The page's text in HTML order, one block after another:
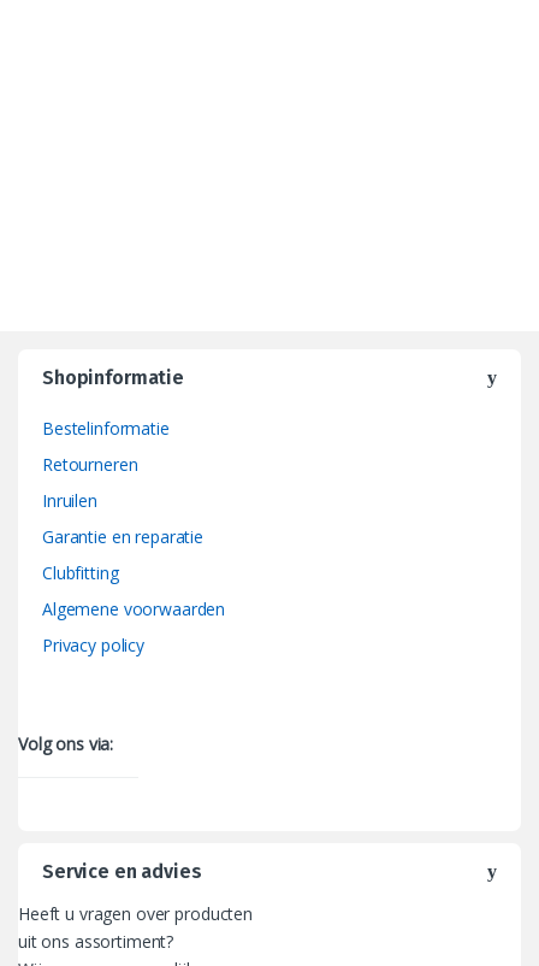
Shopinformatie
Bestelinformatie
Retourneren
Inruilen
Garantie en reparatie
Clubfitting
Algemene voorwaarden
Privacy policy
Volg ons via:
Service en advies
Heeft u vragen over producten
uit ons assortiment?